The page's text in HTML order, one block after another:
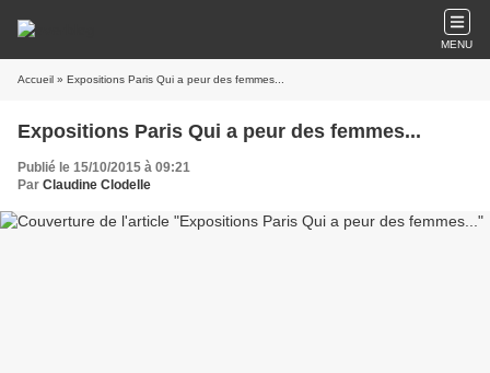
MENU
Accueil » Expositions Paris Qui a peur des femmes...
Expositions Paris Qui a peur des femmes...
Publié le 15/10/2015 à 09:21
Par Claudine Clodelle